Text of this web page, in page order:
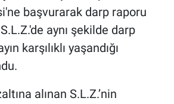
başvurarak darp raporu
aynı şekilde darp
karşılıklı yaşandığı
alınan S.L.Z.’nin